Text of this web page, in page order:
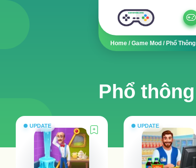
Home /Game Mod / Phổ Thông
Phổ thông
UPDATE UPDATE